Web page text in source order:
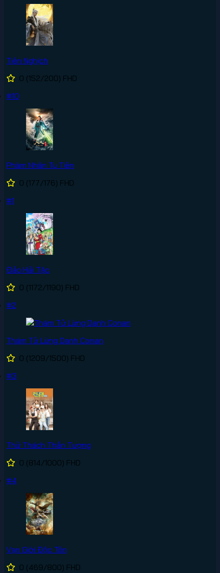
Tiên Nghịch
0 (152/200) FHD
#10
Phàm Nhân Tu Tiên
0 (177/176) FHD
#1
Đảo Hải Tặc
0 (1172/1190) FHD
#2
Thám Tử Lừng Danh Conan
0 (1209/1500) FHD
#3
Thử Thách Thần Tượng
0 (814/1000) FHD
#4
Vạn Giới Độc Tôn
0 (469/800) FHD